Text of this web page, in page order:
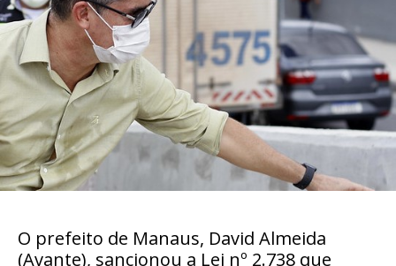
O prefeito de Manaus, David Almeida
(Avante), sancionou a Lei nº 2.738 que